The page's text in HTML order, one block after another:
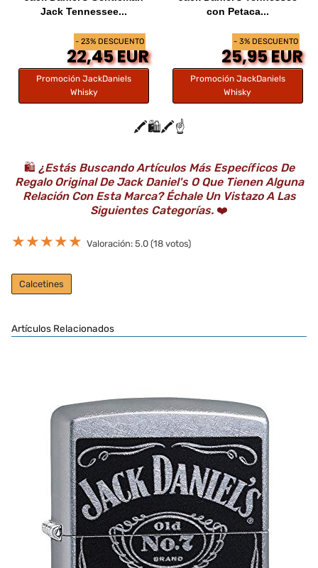
- 23% DESCUENTO
Jack Tennessee...
22,45 EUR
Promoción JackDaniels
Whisky
- 3% DESCUENTO
con Petaca...
25,95 EUR
Promoción JackDaniels
Whisky
🖍️🛍️🖍️☝️
🛍️ ¿Estás Buscando Artículos Más Específicos De
Regalo Original De Jack Daniel's O Que Tienen Alguna
Relación Con Esta Marca? Échale Un Vistazo A Las
Siguientes Categorías. ❤️
★★★★★ Valoración: 5.0 (18 votos)
Calcetines
Artículos Relacionados